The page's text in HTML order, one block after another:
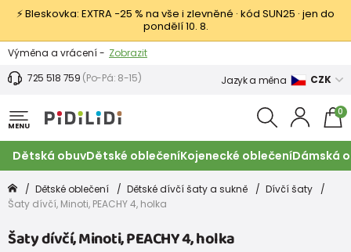
⚡ Bleskovka: EXTRA −25 % na vše i zlevněné · kód SUN25 · jen do
pondělí 10. 8.
Výměna a vrácení - Zobrazit
Sleva 100 Kč na první nákup -
725 518 759 (Po-Pá: 8-15) Jazyk a měna CZK
MENU
0
Dětská obuvDětské oblečeníKojenecké oblečeníDámská
Dětské oblečení Dětské dívčí šaty a sukně
Dívčí šaty
Šaty dívčí, Minoti, PEACHY 4, holka
Šaty dívčí, Minoti, PEACHY 4, holka